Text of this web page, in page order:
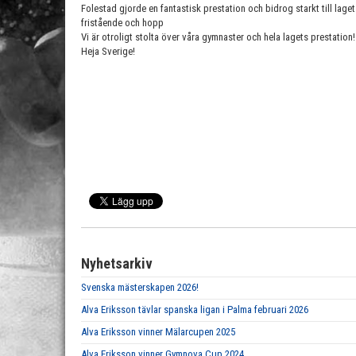
Folestad gjorde en fantastisk prestation och bidrog starkt till
fristående och hopp
Vi är otroligt stolta över våra gymnaster och hela lagets prestation!
Heja Sverige!
Nyhetsarkiv
Svenska mästerskapen 2026!
Alva Eriksson tävlar spanska ligan i Palma februari 2026
Alva Eriksson vinner Mälarcupen 2025